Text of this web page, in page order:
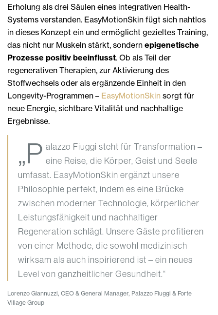
Erholung als drei Säulen eines integrativen Health-
Systems verstanden. EasyMotionSkin fügt sich nahtlos
in dieses Konzept ein und ermöglicht gezieltes Training,
das nicht nur Muskeln stärkt, sondern epigenetische
Prozesse positiv beeinflusst. Ob als Teil der
regenerativen Therapien, zur Aktivierung des
Stoffwechsels oder als ergänzende Einheit in den
Longevity-Programmen – EasyMotionSkin sorgt für
neue Energie, sichtbare Vitalität und nachhaltige
Ergebnisse.
„P alazzo Fiuggi steht für Transformation –
eine Reise, die Körper, Geist und Seele
umfasst. EasyMotionSkin ergänzt unsere
Philosophie perfekt, indem es eine Brücke
zwischen moderner Technologie, körperlicher
Leistungsfähigkeit und nachhaltiger
Regeneration schlägt. Unsere Gäste profitieren
von einer Methode, die sowohl medizinisch
wirksam als auch inspirierend ist – ein neues
Level von ganzheitlicher Gesundheit.“
Lorenzo Giannuzzi, CEO & General Manager, Palazzo Fiuggi & Forte
Village Group